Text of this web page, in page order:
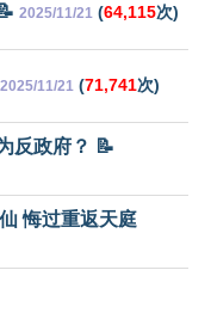
2025/11/21 (64,115次)
2025/11/21 (71,741次)
反政府？ 📝
悔过重返天庭